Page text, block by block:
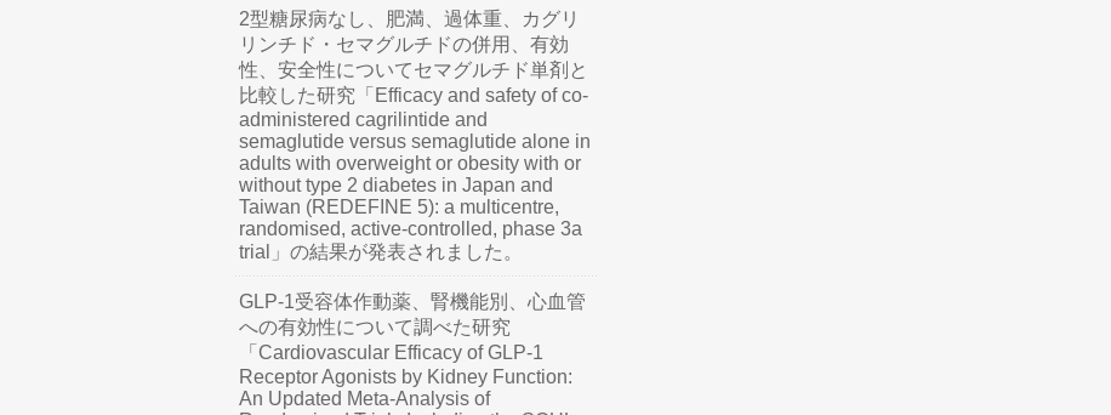
2型糖尿病なし、肥満、過体重、カグリ
リンチド・セマグルチドの併用、有効
性、安全性についてセマグルチド単剤と
比較した研究「Efficacy and safety of co-
administered cagrilintide and
semaglutide versus semaglutide alone in
adults with overweight or obesity with or
without type 2 diabetes in Japan and
Taiwan (REDEFINE 5): a multicentre,
randomised, active-controlled, phase 3a
trial」の結果が発表されました。
GLP-1受容体作動薬、腎機能別、心血管
への有効性について調べた研究
「Cardiovascular Efficacy of GLP-1
Receptor Agonists by Kidney Function:
An Updated Meta-Analysis of